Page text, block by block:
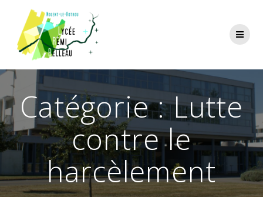
Catégorie :Lutte
contre le
harcèlement